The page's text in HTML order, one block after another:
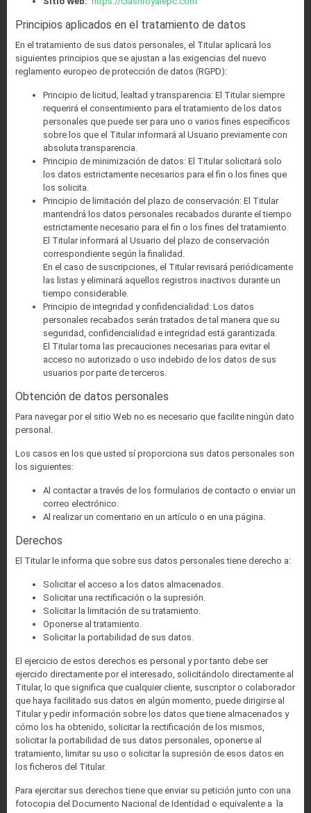
Principios aplicados en el tratamiento de datos
En el tratamiento de sus datos personales, el Titular aplicará los
siguientes principios que se ajustan a las exigencias del nuevo
reglamento europeo de protección de datos (RGPD):
Principio de licitud, lealtad y transparencia: El Titular siempre
requerirá el consentimiento para el tratamiento de los datos
personales que puede ser para uno o varios fines específicos
sobre los que el Titular informará al Usuario previamente con
absoluta transparencia.
Principio de minimización de datos: El Titular solicitará solo
los datos estrictamente necesarios para el fin o los fines que
los solicita.
Principio de limitación del plazo de conservación: El Titular
mantendrá los datos personales recabados durante el tiempo
estrictamente necesario para el fin o los fines del tratamiento.
El Titular informará al Usuario del plazo de conservación
correspondiente según la finalidad.
En el caso de suscripciones, el Titular revisará periódicamente
las listas y eliminará aquellos registros inactivos durante un
tiempo considerable.
Principio de integridad y confidencialidad: Los datos
personales recabados serán tratados de tal manera que su
seguridad, confidencialidad e integridad está garantizada.
El Titular toma las precauciones necesarias para evitar el
acceso no autorizado o uso indebido de los datos de sus
usuarios por parte de terceros.
Obtención de datos personales
Para navegar por el sitio Web no es necesario que facilite ningún dato
personal.
Los casos en los que usted sí proporciona sus datos personales son
los siguientes:
Al contactar a través de los formularios de contacto o enviar un
correo electrónico.
Al realizar un comentario en un artículo o en una página.
Derechos
El Titular le informa que sobre sus datos personales tiene derecho a:
Solicitar el acceso a los datos almacenados.
Solicitar una rectificación o la supresión.
Solicitar la limitación de su tratamiento.
Oponerse al tratamiento.
Solicitar la portabilidad de sus datos.
El ejercicio de estos derechos es personal y por tanto debe ser
ejercido directamente por el interesado, solicitándolo directamente al
Titular, lo que significa que cualquier cliente, suscriptor o colaborador
que haya facilitado sus datos en algún momento, puede dirigirse al
Titular y pedir información sobre los datos que tiene almacenados y
cómo los ha obtenido, solicitar la rectificación de los mismos,
solicitar la portabilidad de sus datos personales, oponerse al
tratamiento, limitar su uso o solicitar la supresión de esos datos en
los ficheros del Titular.
Para ejercitar sus derechos tiene que enviar su petición junto con una
fotocopia del Documento Nacional de Identidad o equivalente a la